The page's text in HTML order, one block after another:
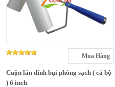
Mua Hàng
Cuộn lăn dính bụi phòng sạch ( cả bộ
) 6 inch